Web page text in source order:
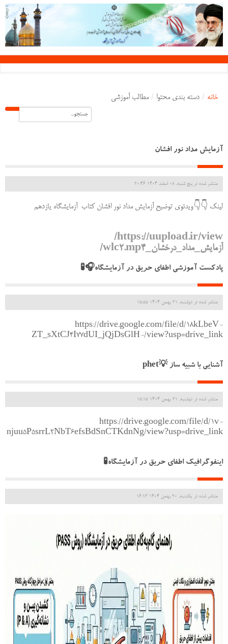
خانه / دسته بندی محتوا / مطالب آموزشی
آزمایش مداد نور افشان
منتشر شده در پنج شنبه, 08 اسفند 1404 20:46
لینک 👇👇ویدئوی توضیح آزمایش مداد نور افشان کتاب آزمایشگاه یازدهم
https://uupload.ir/view/
آزمایش_مداد_درخشان_wlc2.mp4/
پادکست آموزشی اطفای حریق در آزمایشگاه🎧🧪
منتشر شده در دوشنبه, 21 بهمن 1404 15:55
https://drive.google.com/file/d/18kLbeV-
ZT_sXtCJ4I77dUI_jQjDsGlH-/view?usp=drive_link
آشنایی با شبیه ساز 💡phet
منتشر شده در دوشنبه, 21 بهمن 1404 15:15
https://drive.google.com/file/d/1v-
njuu5P5srrL2NbT6efsBdSnCTKdnNg/view?usp=drive_link
اینفوگرافیک اطفای حریق در آزمایشگاه🧪
منتشر شده در یکشنبه, 20 بهمن 1404 16:13